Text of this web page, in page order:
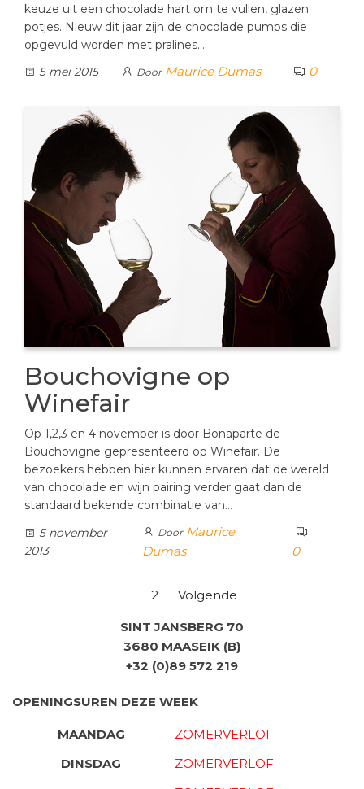
keuze uit een chocolade hart om te vullen, glazen
potjes. Nieuw dit jaar zijn de chocolade pumps die
opgevuld worden met pralines…
5 mei 2015
Door Maurice Dumas 0
Bouchovigne op
Winefair
Op 1,2,3 en 4 november is door Bonaparte de
Bouchovigne gepresenteerd op Winefair. De
bezoekers hebben hier kunnen ervaren dat de wereld
van chocolade en wijn pairing verder gaat dan de
standaard bekende combinatie van…
5 november
2013
Door Maurice
Dumas
0
paginering
2 Volgende
SINT JANSBERG 70
3680 MAASEIK (B)
+32 (0)89 572 219
OPENINGSUREN DEZE WEEK
MAANDAG
ZOMERVERLOF
DINSDAG
ZOMERVERLOF